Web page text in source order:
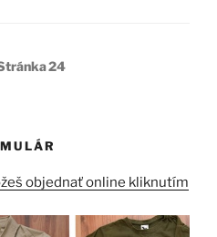
24
objednať online kliknutím